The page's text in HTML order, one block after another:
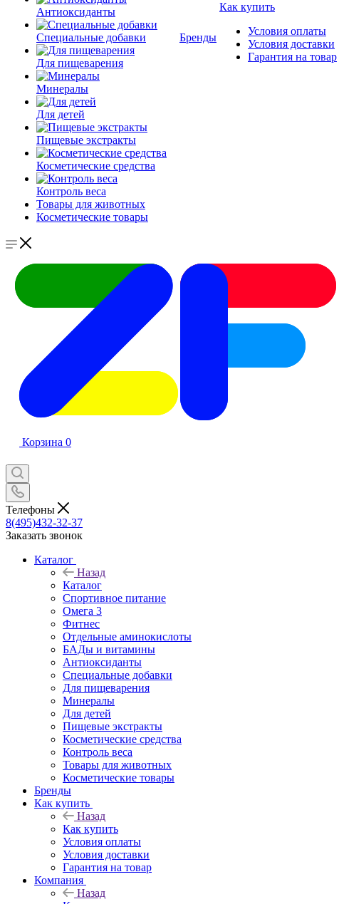
Антиоксиданты
Специальные добавки
Для пищеварения
Минералы
Для детей
Пищевые экстракты
Косметические средства
Контроль веса
Товары для животных
Косметические товары
Бренды
Как купить
Условия оплаты
Условия доставки
Гарантия на товар
Корзина 0
Телефоны
8(495)432-32-37
Заказать звонок
Каталог
Назад
Каталог
Спортивное питание
Омега 3
Фитнес
Отдельные аминокислоты
БАДы и витамины
Антиоксиданты
Специальные добавки
Для пищеварения
Минералы
Для детей
Пищевые экстракты
Косметические средства
Контроль веса
Товары для животных
Косметические товары
Бренды
Как купить
Назад
Как купить
Условия оплаты
Условия доставки
Гарантия на товар
Компания
Назад